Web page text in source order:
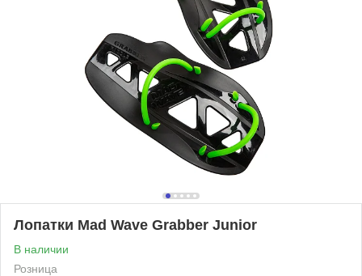
Лопатки Mad Wave Grabber Junior
В наличии
Розница